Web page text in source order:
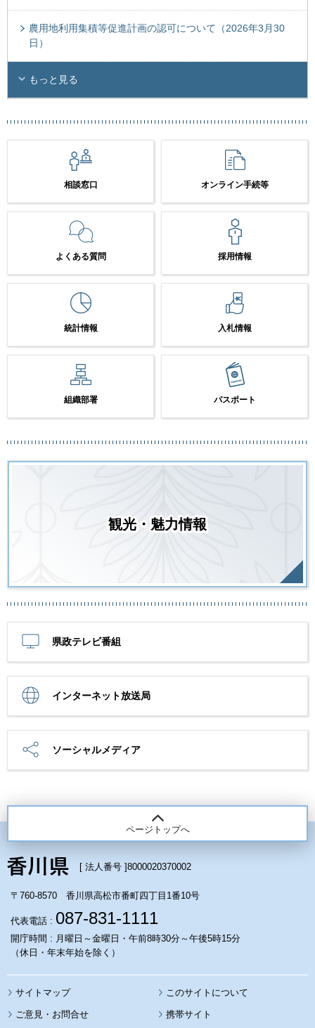
農用地利用集積等促進計画の認可について（2026年3月30
日）
もっと見る
相談窓口 オンライン手続等
よくある質問 採用情報
統計情報 入札情報
組織部署 パスポート
観光・魅力情報
県政テレビ番組
インターネット放送局
ソーシャルメディア
ページトップへ
[ 法人番号 ]8000020370002
〒760-8570 香川県高松市番町四丁目1番10号
代表電話 : 087-831-1111
開庁時間 : 月曜日～金曜日・午前8時30分～午後5時15分
（休日・年末年始を除く）
サイトマップ このサイトについて
携帯サイト